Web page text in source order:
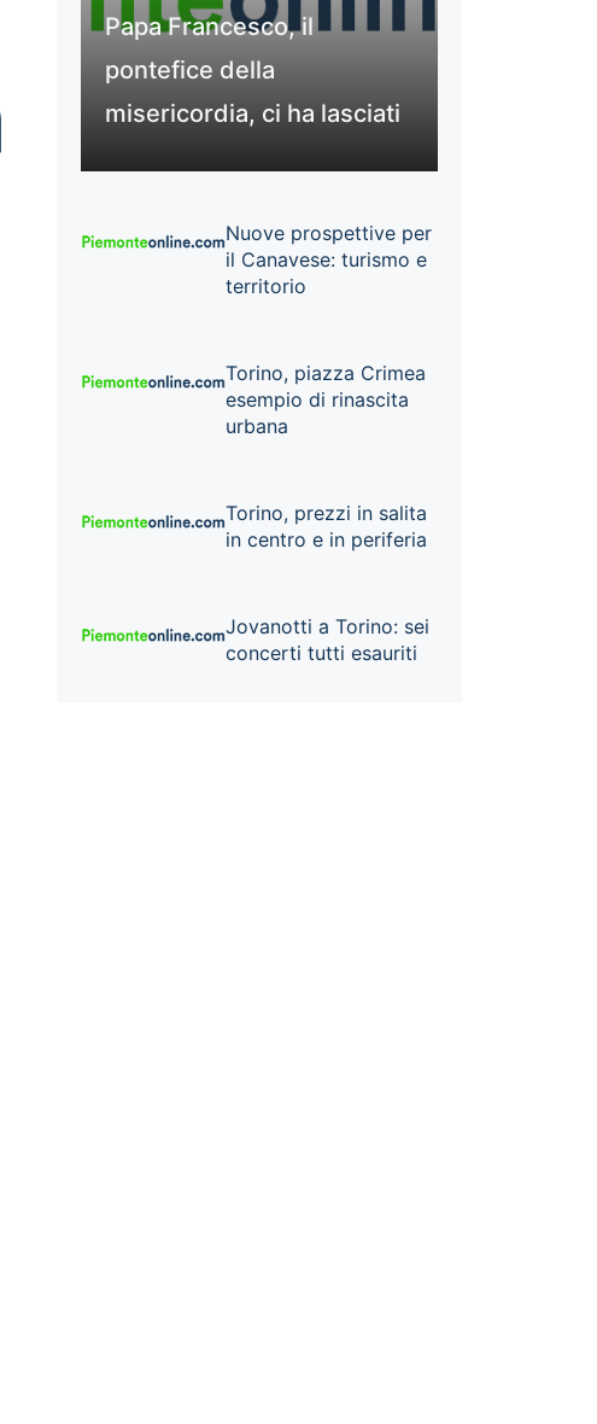
Papa Francesco, il
pontefice della
misericordia, ci ha lasciati
Nuove prospettive per
il Canavese: turismo e
territorio
Torino, piazza Crimea
esempio di rinascita
urbana
Torino, prezzi in salita
in centro e in periferia
Jovanotti a Torino: sei
concerti tutti esauriti